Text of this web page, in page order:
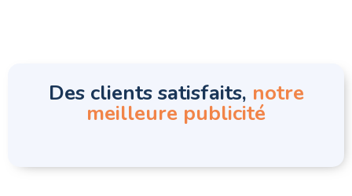
Des clients satisfaits, notre
meilleure publicité